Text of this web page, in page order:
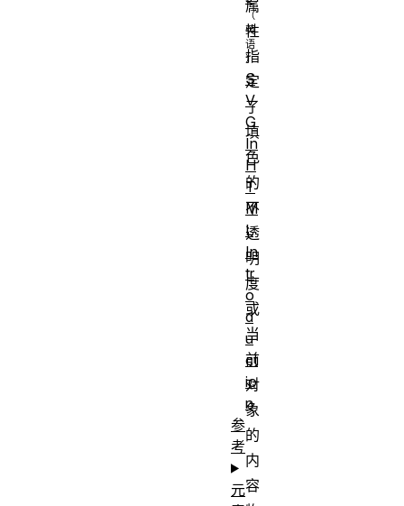
属
性
指
定
了
填
色
的
不
透
明
度
或
当
前
对
象
的
内
容
S
V
G
In
H
T
M
L
In
tr
o
d
u
ct
io
n
参
考
元